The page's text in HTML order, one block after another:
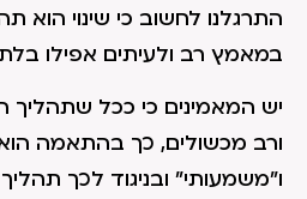
התרגלנו לחשוב כי שינוי הוא
במאמץ רב ולעיתים אפילו
יש המאמינים כי ככל שתהליך
ורב מכשולים, כך בהתאמה
ו"משמעותי" ובניגוד לכך